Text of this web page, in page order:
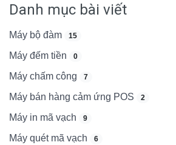
Danh mục bài viết
Máy bộ đàm 15
Máy đếm tiền 0
Máy chấm công 7
Máy bán hàng cảm ứng POS 2
Máy in mã vạch 9
Máy quét mã vạch 6